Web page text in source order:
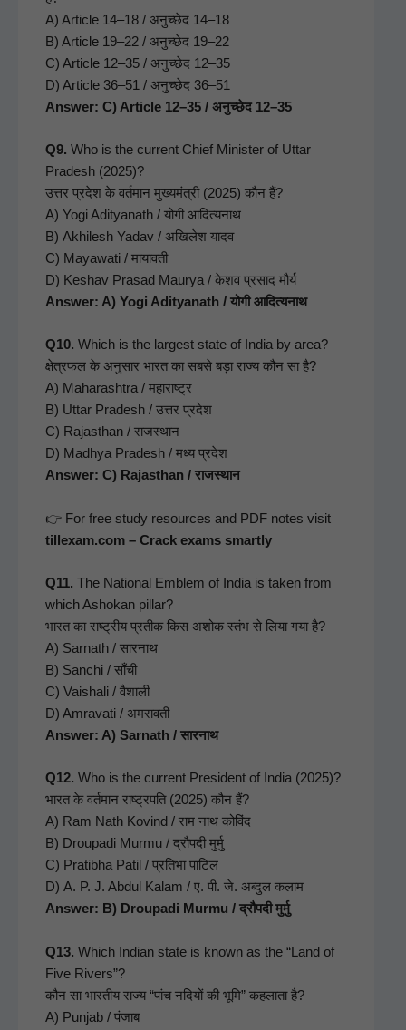
A) Arti­cle 14–18 / अनुच्छेद 14–18
B) Arti­cle 19–22 / अनुच्छेद 19–22
C) Arti­cle 12–35 / अनुच्छेद 12–35
D) Arti­cle 36–51 / अनुच्छेद 36–51
Answer: C) Arti­cle 12–35 / अनुच्छेद 12–35
Q9. Who is the cur­rent Chief Min­is­ter of Uttar
Pradesh (2025)?
उत्तर प्रदेश के वर्तमान मुख्यमंत्री (2025) कौन हैं?
A) Yogi Adityanath / योगी आदित्यनाथ
B) Akhilesh Yadav / अखिलेश यादव
C) Mayawati / मायावती
D) Keshav Prasad Mau­rya / केशव प्रसाद मौर्य
Answer: A) Yogi Adityanath / योगी आदित्यनाथ
Q10. Which is the largest state of India by area?
क्षेत्रफल के अनुसार भारत का सबसे बड़ा राज्य कौन सा है?
A) Maha­rash­tra / महाराष्ट्र
B) Uttar Pradesh / उत्तर प्रदेश
C) Rajasthan / राजस्थान
D) Mad­hya Pradesh / मध्य प्रदेश
Answer: C) Rajasthan / राजस्थान
👉 For free study resources and PDF notes vis­it
tillexam.com – Crack exams smartly
Q11. The Nation­al Emblem of India is tak­en from
which Ashokan pil­lar?
भारत का राष्ट्रीय प्रतीक किस अशोक स्तंभ से लिया गया है?
A) Sar­nath / सारनाथ
B) Sanchi / साँची
C) Vaishali / वैशाली
D) Amra­vati / अमरावती
Answer: A) Sar­nath / सारनाथ
Q12. Who is the cur­rent Pres­i­dent of India (2025)?
भारत के वर्तमान राष्ट्रपति (2025) कौन हैं?
A) Ram Nath Kovind / राम नाथ कोविंद
B) Droupa­di Mur­mu / द्रौपदी मुर्मु
C) Prat­i­b­ha Patil / प्रतिभा पाटिल
D) A. P. J. Abdul Kalam / ए. पी. जे. अब्दुल कलाम
Answer: B) Droupa­di Mur­mu / द्रौपदी मुर्मु
Q13. Which Indi­an state is known as the “Land of
Five Rivers”?
कौन सा भारतीय राज्य “पांच नदियों की भूमि” कहलाता है?
A) Pun­jab / पंजाब